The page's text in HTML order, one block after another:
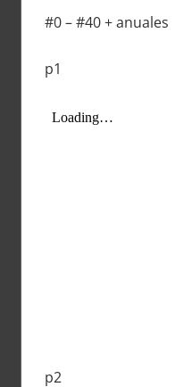
#0 – #40 + anuales
p1
p2